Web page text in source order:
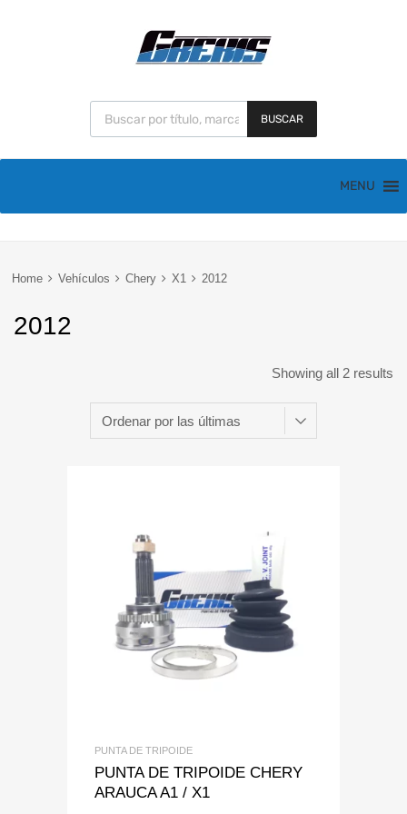
BUSCAR
MENU
Home Vehículos Chery X1 2012
2012
Showing all 2 results
Add to Wishlist
Add to Compare
PUNTA DE TRIPOIDE
PUNTA DE TRIPOIDE CHERY
ARAUCA A1 / X1